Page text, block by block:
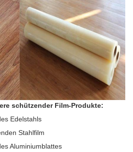
schützender Film-Produkte:
Edelstahls
Stahlfilm
Aluminiumblattes